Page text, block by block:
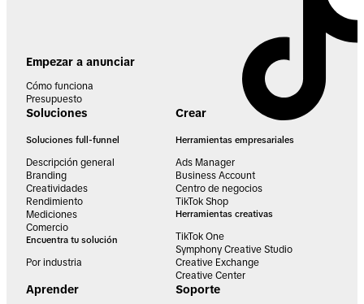
Empezar a anunciar
Cómo funciona
Presupuesto
Soluciones
Soluciones full-funnel
Descripción general
Branding
Creatividades
Rendimiento
Mediciones
Comercio
Encuentra tu solución
Por industria
Crear
Herramientas empresariales
Ads Manager
Business Account
Centro de negocios
TikTok Shop
Herramientas creativas
TikTok One
Symphony Creative Studio
Creative Exchange
Creative Center
Aprender Soporte